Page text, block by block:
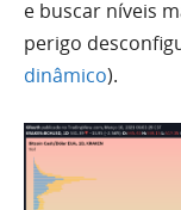
e buscar níveis
perigo
dinâmico).